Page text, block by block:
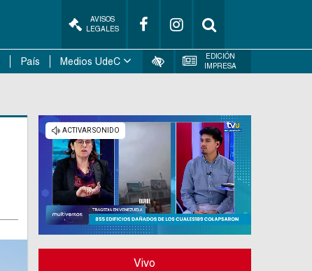
AVISOS
LEGALES
País Medios UdeC
EDICIÓN
IMPRESA
Vivo